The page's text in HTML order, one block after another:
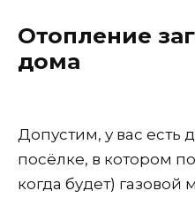
Отопление
дома
Допустим, у вас есть
посёлке, в котором
когда будет) газовой